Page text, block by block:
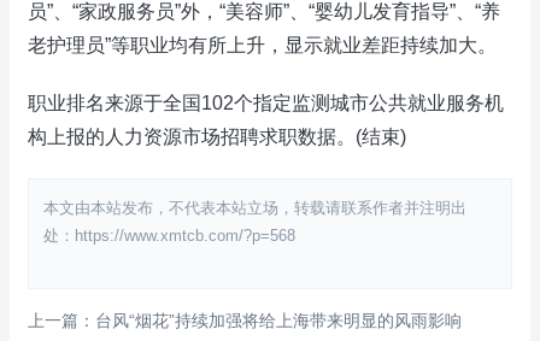
员”、“家政服务员”外，“美容师”、“婴幼儿发育指导”、“养
老护理员”等职业均有所上升，显示就业差距持续加大。
职业排名来源于全国102个指定监测城市公共就业服务机
构上报的人力资源市场招聘求职数据。(结束)
本文由本站发布，不代表本站立场，转载请联系作者并注明出
处：https://www.xmtcb.com/?p=568
上一篇：台风“烟花”持续加强将给上海带来明显的风雨影响